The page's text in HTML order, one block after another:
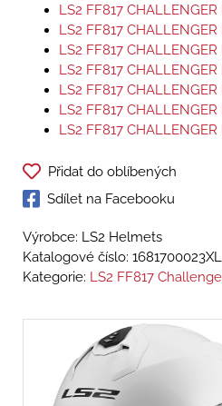
LS2 FF817
LS2 FF817
LS2 FF817
LS2 FF817
LS2 FF817
LS2 FF817
LS2 FF817
Přidat do oblíbených
Sdílet na Facebooku
Výrobce: LS2 Helmets
Katalogové číslo: 1681700023XL
Kategorie: LS2 FF817 Challenger